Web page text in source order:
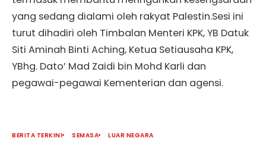
yang sedang dialami oleh rakyat Palestin.Sesi ini
turut dihadiri oleh Timbalan Menteri KPK, YB Datuk
Siti Aminah Binti Aching, Ketua Setiausaha KPK,
YBhg. Dato’ Mad Zaidi bin Mohd Karli dan
pegawai-pegawai Kementerian dan agensi.
BERITA TERKINI SEMASA LUAR NEGARA